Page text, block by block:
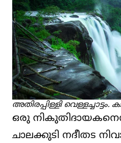
അതിരപ്പിള്ളി വെള്ളച്ചാട്ടം.
ഒരു
ചാലക്കുടി നദീതട